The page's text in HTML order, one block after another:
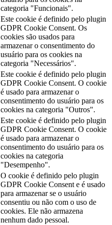
categoria "Funcionais".
Este cookie é definido pelo plugin
GDPR Cookie Consent. Os
cookies são usados ​​para
armazenar o consentimento do
usuário para os cookies na
categoria "Necessários".
Este cookie é definido pelo plugin
GDPR Cookie Consent. O cookie
é usado para armazenar o
consentimento do usuário para os
cookies na categoria "Outros".
Este cookie é definido pelo plugin
GDPR Cookie Consent. O cookie
é usado para armazenar o
consentimento do usuário para os
cookies na categoria
"Desempenho".
O cookie é definido pelo plugin
GDPR Cookie Consent e é usado
para armazenar se o usuário
consentiu ou não com o uso de
cookies. Ele não armazena
nenhum dado pessoal.